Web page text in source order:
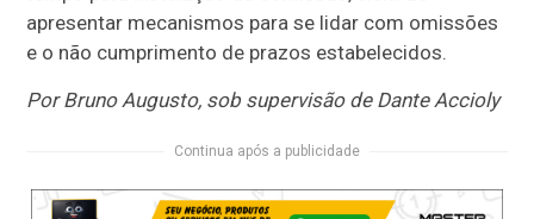
apresentar mecanismos para se lidar com omissões
e o não cumprimento de prazos estabelecidos.
Por Bruno Augusto, sob supervisão de Dante Accioly
Continua após a publicidade